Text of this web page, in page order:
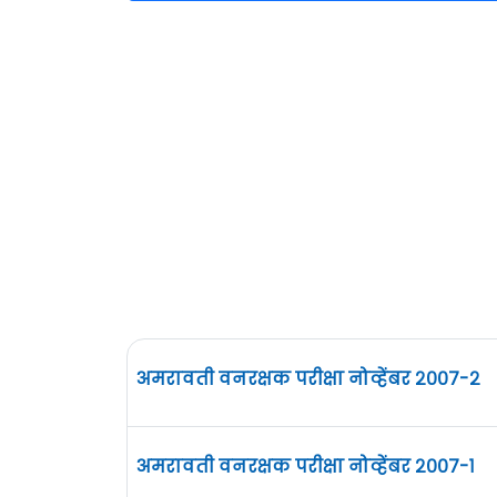
अमरावती वनरक्षक परीक्षा नोव्हेंबर २००७-२
अमरावती वनरक्षक परीक्षा नोव्हेंबर २००७-१